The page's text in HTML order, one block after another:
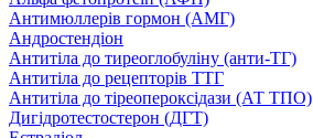
Антимюллерів гормон (АМГ)
Андростендіон
Антитіла до тиреоглобуліну (анти-ТГ)
Антитіла до рецепторів ТТГ
Антитіла до тіреопероксідази (АТ ТПО)
Дигідротестостерон (ДГТ)